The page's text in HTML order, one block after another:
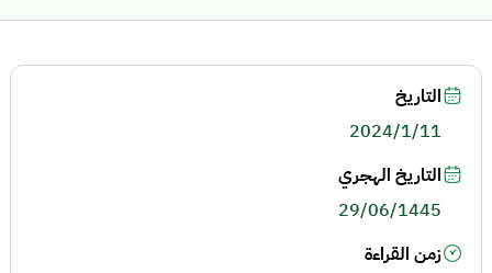
التاريخ
2024/1/11
التاريخ الهجري
29/06/1445
زمن القراءة